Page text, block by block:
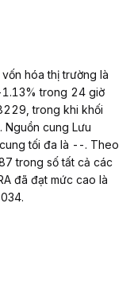
hóa thị trường là
trong 24 giờ
trong khi khối
cung Lưu
tối đa là --. Theo
trong số tất cả các
đã đạt mức cao là